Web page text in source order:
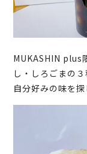
MUKASHIN plus
し・しろごまの
自分好みの味を探